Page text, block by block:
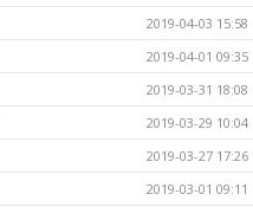
2019-04-03 15:58
2019-04-01 09:35
2019-03-31 18:08
2019-03-29 10:04
2019-03-27 17:26
2019-03-01 09:11